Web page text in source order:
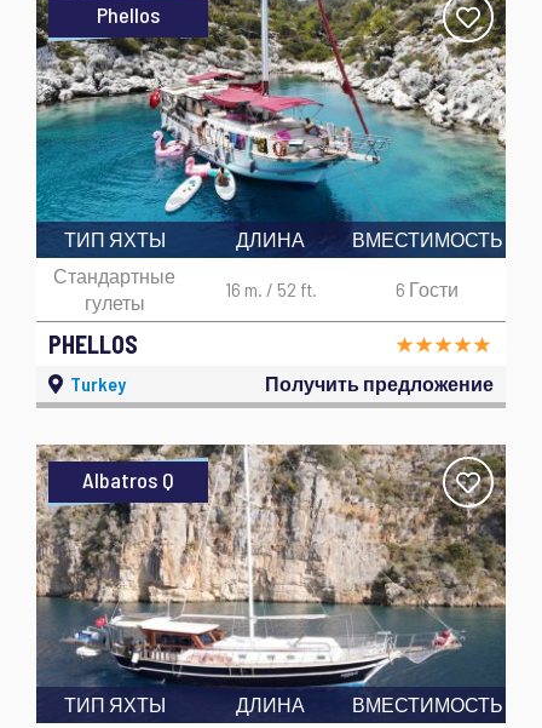
Phellos
PHELLOS
ТИП ЯХТЫ
Стандартные
гулеты
ДЛИНА
16 m. / 52 ft.
ВМЕСТИМОСТЬ
6 Гости
Turkey Получить предложение
Albatros Q
ТИП ЯХТЫ
ДЛИНА ВМЕСТИМОСТЬ